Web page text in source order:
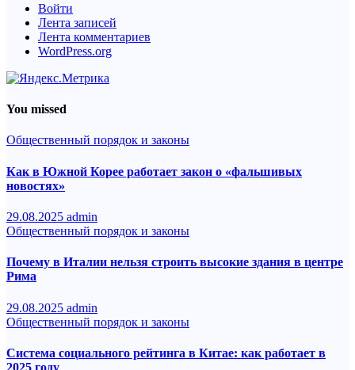
Войти
Лента записей
Лента комментариев
WordPress.org
You missed
Общественный порядок и законы
Как в Южной Корее работает закон о «фальшивых
новостях»
29.08.2025 admin
Общественный порядок и законы
Почему в Италии нельзя строить высокие здания в центре
Рима
29.08.2025 admin
Общественный порядок и законы
Система социального рейтинга в Китае: как работает в
2025 году